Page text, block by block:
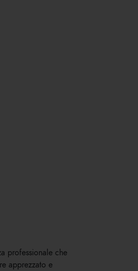
professionale che
apprezzato e